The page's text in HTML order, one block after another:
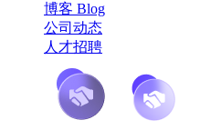
博客 Blog
公司动态
人才招聘